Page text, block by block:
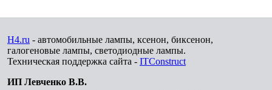
H4.ru - автомобильные лампы, ксенон, биксенон,
галогеновые лампы, светодиодные лампы.
Техническая поддержка сайта - ITConstruct
ИП Левченко В.В.